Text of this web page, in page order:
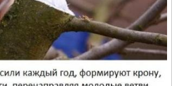
Работы с
деревянными
спилами